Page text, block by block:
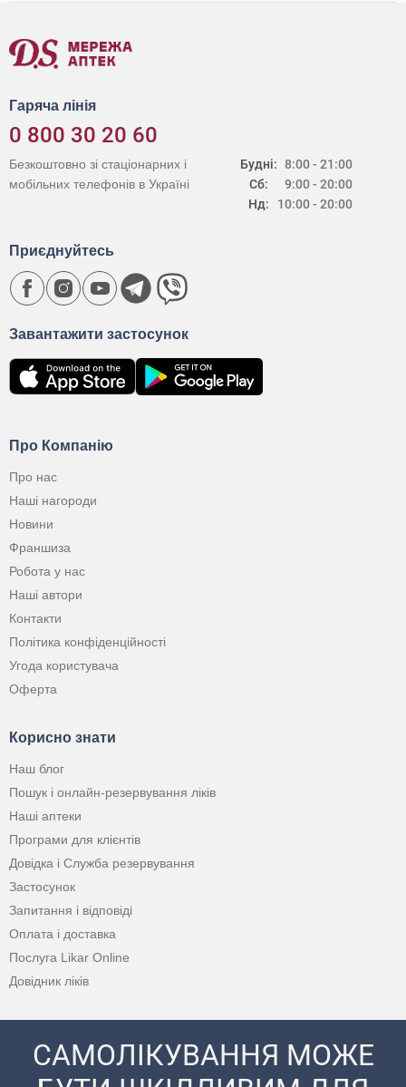
Гаряча лінія
0 800 30 20 60
Будні:
Сб:
Нд:
8:00 - 21:00
9:00 - 20:00
10:00 - 20:00
Безкоштовно зі стаціонарних і
мобільних телефонів в Україні
Про Компанію
Про нас
Наші нагороди
Новини
Франшиза
Робота у нас
Наші автори
Контакти
Політика конфіденційності
Угода користувача
Оферта
Корисно знати
Наш блог
Пошук і онлайн-резервування ліків
Наші аптеки
Програми для клієнтів
Довідка і Служба резервування
Застосунок
Запитання і відповіді
Оплата і доставка
Послуга Likar Online
Довідник ліків
Завантажити застосунок
Приєднуйтесь
САМОЛІКУВАННЯ МОЖЕ